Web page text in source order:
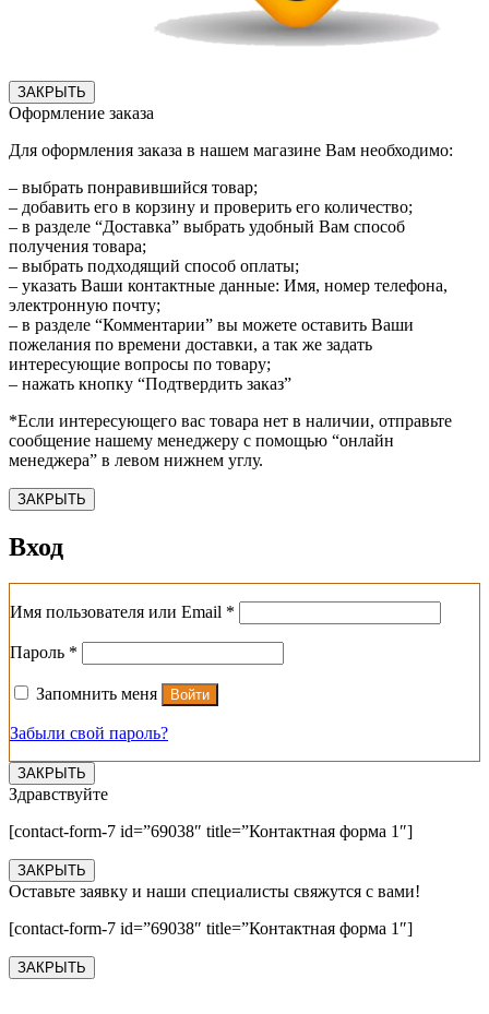
ЗАКРЫТЬ
Оформление заказа
Для оформления заказа в нашем магазине Вам необходимо:
– выбрать понравившийся товар;
– добавить его в корзину и проверить его количество;
– в разделе “Доставка” выбрать удобный Вам способ
получения товара;
– выбрать подходящий способ оплаты;
– указать Ваши контактные данные: Имя, номер телефона,
электронную почту;
– в разделе “Комментарии” вы можете оставить Ваши
пожелания по времени доставки, а так же задать
интересующие вопросы по товару;
– нажать кнопку “Подтвердить заказ”
*Если интересующего вас товара нет в наличии, отправьте
сообщение нашему менеджеру с помощью “онлайн
менеджера” в левом нижнем углу.
ЗАКРЫТЬ
Вход
Имя пользователя или Email *
Пароль *
Запомнить меня Войти
Забыли свой пароль?
ЗАКРЫТЬ
Здравствуйте
[contact-form-7 id=”69038″ title=”Контактная форма 1″]
ЗАКРЫТЬ
Оставьте заявку и наши специалисты свяжутся с вами!
[contact-form-7 id=”69038″ title=”Контактная форма 1″]
ЗАКРЫТЬ